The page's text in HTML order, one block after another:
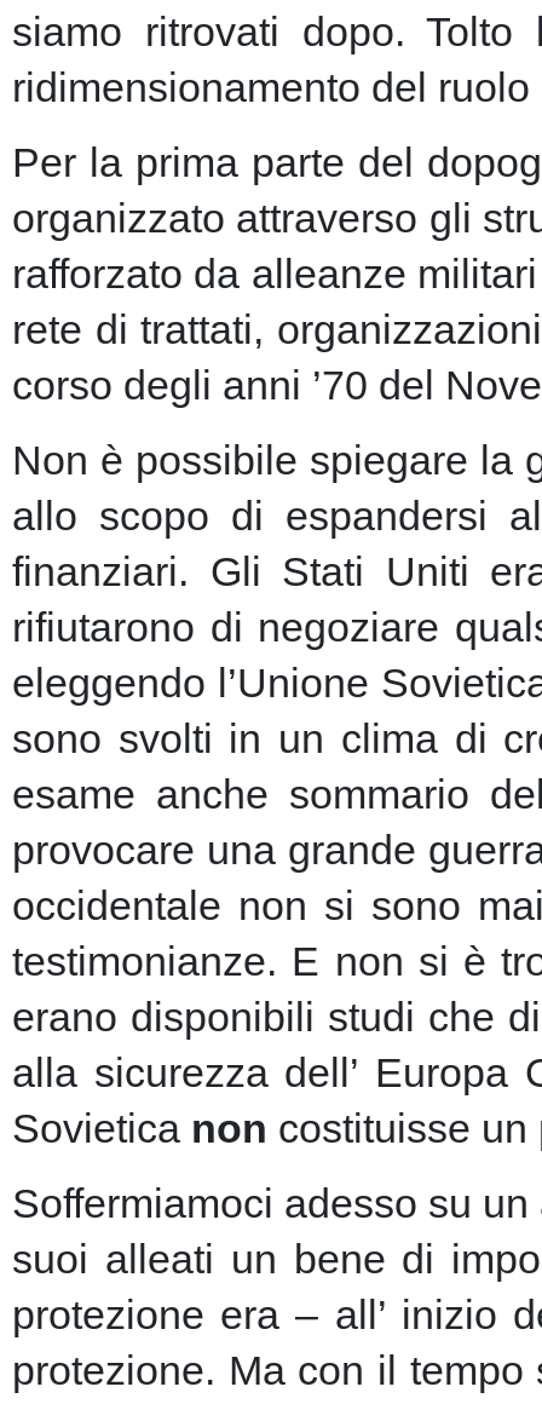
siamo ritrovati dopo.
ridimensionamento del
Per la prima parte del
organizzato attraverso gli
rafforzato da alleanze
rete di trattati,
corso degli anni ’70 del
Non è possibile spiegare la
allo scopo di espandersi
finanziari. Gli Stati Uniti
rifiutarono di negoziare
eleggendo l’Unione
sono svolti in un clima di
esame anche sommario
provocare una grande
occidentale non si sono
testimonianze. E non si è
erano disponibili studi che
alla sicurezza dell’
Sovietica non costituisse un
Soffermiamoci adesso su
suoi alleati un bene di
protezione era – all’ inizio
protezione. Ma con il tempo